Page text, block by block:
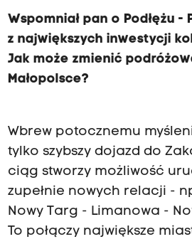
Wspomniał pan o Podłężu -
z największych inwestycji
Jak może zmienić
Małopolsce?
Wbrew potocznemu
tylko szybszy dojazd do
ciąg stworzy możliwość
zupełnie nowych relacji -
Nowy Targ - Limanowa -
To połączy największe